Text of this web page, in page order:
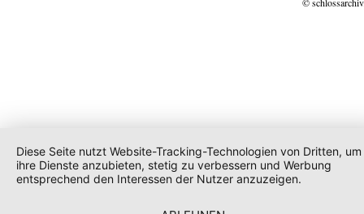
Diese Seite nutzt Website-Tracking-Technologien von Dritten, um
ihre Dienste anzubieten, stetig zu verbessern und Werbung
entsprechend den Interessen der Nutzer anzuzeigen.